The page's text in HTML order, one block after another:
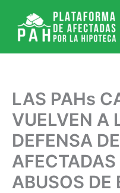
contenido
LAS PAHs
VUELVEN A
DEFENSA
AFECTADAS
ABUSOS DE